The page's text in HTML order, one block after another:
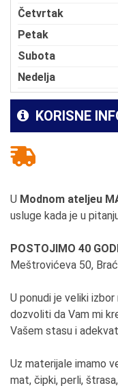
Četvrtak
Petak
Subota
Nedelja
KORISNE
U Modnom ateljeu
usluge kada je u
POSTOJIMO 40
Meštrovićeva 50,
U ponudi je veliki
dozvoliti da Vam mi
Vašem stasu i
Uz materijale imamo
mat, čipki, perli,